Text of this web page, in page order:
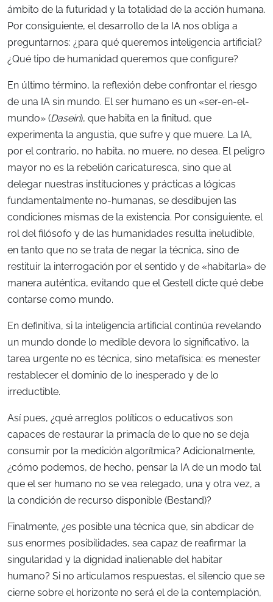
ámbito de la futuridad y la totalidad de la acción humana.
Por consiguiente, el desarrollo de la IA nos obliga a
preguntarnos: ¿para qué queremos inteligencia artificial?
¿Qué tipo de humanidad queremos que configure?
En último término, la reflexión debe confrontar el riesgo
de una IA sin mundo. El ser humano es un «ser-en-el-
mundo» (Dasein), que habita en la finitud, que
experimenta la angustia, que sufre y que muere. La IA,
por el contrario, no habita, no muere, no desea. El peligro
mayor no es la rebelión caricaturesca, sino que al
delegar nuestras instituciones y prácticas a lógicas
fundamentalmente no-humanas, se desdibujen las
condiciones mismas de la existencia. Por consiguiente, el
rol del filósofo y de las humanidades resulta ineludible,
en tanto que no se trata de negar la técnica, sino de
restituir la interrogación por el sentido y de «habitarla» de
manera auténtica, evitando que el Gestell dicte qué debe
contarse como mundo.
En definitiva, si la inteligencia artificial continúa revelando
un mundo donde lo medible devora lo significativo, la
tarea urgente no es técnica, sino metafísica: es menester
restablecer el dominio de lo inesperado y de lo
irreductible.
Así pues, ¿qué arreglos políticos o educativos son
capaces de restaurar la primacía de lo que no se deja
consumir por la medición algorítmica? Adicionalmente,
¿cómo podemos, de hecho, pensar la IA de un modo tal
que el ser humano no se vea relegado, una y otra vez, a
la condición de recurso disponible (Bestand)?
Finalmente, ¿es posible una técnica que, sin abdicar de
sus enormes posibilidades, sea capaz de reafirmar la
singularidad y la dignidad inalienable del habitar
humano? Si no articulamos respuestas, el silencio que se
cierne sobre el horizonte no será el de la contemplación,